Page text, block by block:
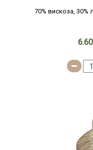
70% вискоза, 30%